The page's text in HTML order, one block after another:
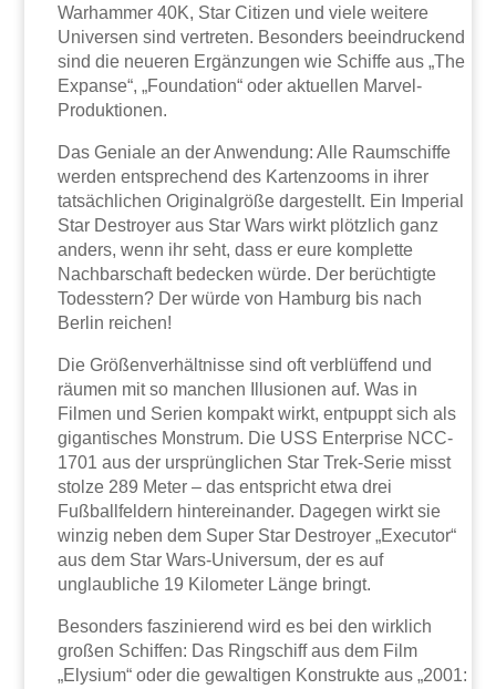
Warhammer 40K, Star Citizen und viele weitere
Universen sind vertreten. Besonders beeindruckend
sind die neueren Ergänzungen wie Schiffe aus „The
Expanse“, „Foundation“ oder aktuellen Marvel-
Produktionen.
Das Geniale an der Anwendung: Alle Raumschiffe
werden entsprechend des Kartenzooms in ihrer
tatsächlichen Originalgröße dargestellt. Ein Imperial
Star Destroyer aus Star Wars wirkt plötzlich ganz
anders, wenn ihr seht, dass er eure komplette
Nachbarschaft bedecken würde. Der berüchtigte
Todesstern? Der würde von Hamburg bis nach
Berlin reichen!
Die Größenverhältnisse sind oft verblüffend und
räumen mit so manchen Illusionen auf. Was in
Filmen und Serien kompakt wirkt, entpuppt sich als
gigantisches Monstrum. Die USS Enterprise NCC-
1701 aus der ursprünglichen Star Trek-Serie misst
stolze 289 Meter – das entspricht etwa drei
Fußballfeldern hintereinander. Dagegen wirkt sie
winzig neben dem Super Star Destroyer „Executor“
aus dem Star Wars-Universum, der es auf
unglaubliche 19 Kilometer Länge bringt.
Besonders faszinierend wird es bei den wirklich
großen Schiffen: Das Ringschiff aus dem Film
„Elysium“ oder die gewaltigen Konstrukte aus „2001: